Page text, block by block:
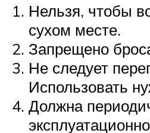
Нельзя, чтобы
сухом месте.
Запрещено
Не следует
Использовать
Должна